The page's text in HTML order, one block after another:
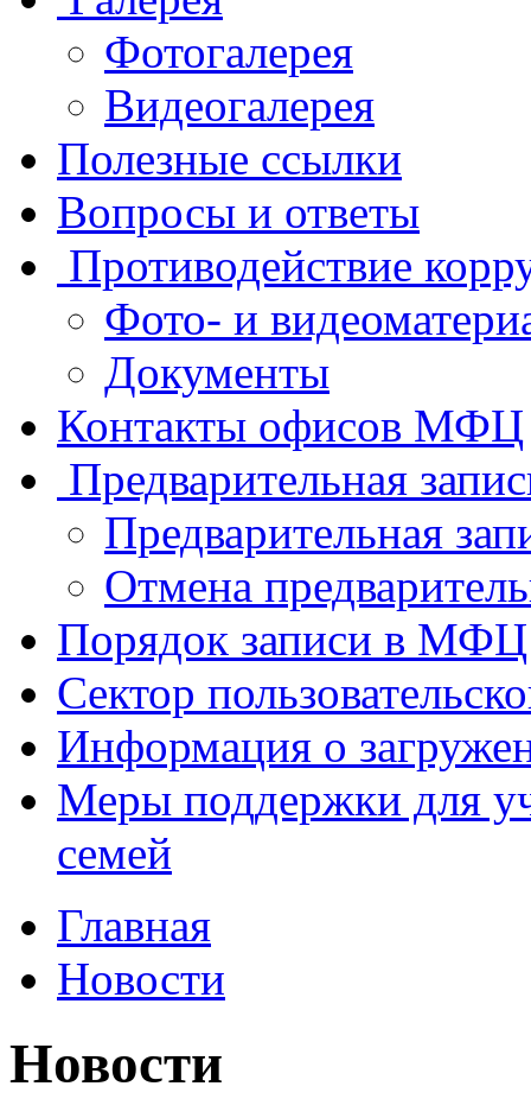
Фотогалерея
Видеогалерея
Полезные ссылки
Вопросы и ответы
Противодействие
Фото- и
Документы
Контакты офисов МФЦ
Предварительная
Предварительная
Отмена
Порядок записи в МФЦ
Сектор
Информация о
Меры поддержки для
семей
Главная
Новости
Новости